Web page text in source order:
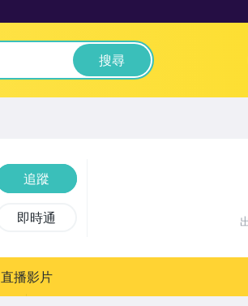
搜尋
追蹤
即時通
直播影片